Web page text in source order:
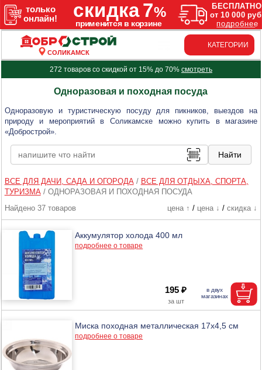
СОЛИКАМСК
КАТЕГОРИИ
272 товаров со скидкой от 15% до 70% смотреть
Одноразовая и походная посуда
Одноразовую и туристическую посуду для пикников, выездов на
природу и мероприятий в Соликамске можно купить в магазине
«Добрострой».
ВСЕ ДЛЯ ДАЧИ, САДА И ОГОРОДА/ ВСЕ ДЛЯ ОТДЫХА, СПОРТА,
ТУРИЗМА/ ОДНОРАЗОВАЯ И ПОХОДНАЯ ПОСУДА
Найдено 37 товаров
цена ↑ / цена ↓ / скидка ↓
Аккумулятор холода 400 мл
подробнее о товаре
195 ₽
Миска походная металлическая 17х4,5 см
подробнее о товаре